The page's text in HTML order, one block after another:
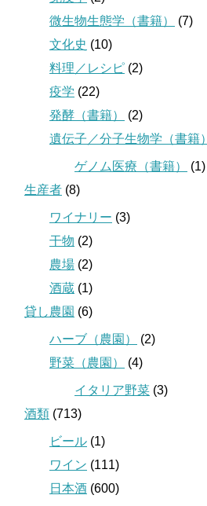
微生物生態学（書籍）
(7)
文化史 (10)
料理／レシピ (2)
疫学 (22)
発酵（書籍）
(2)
遺伝子／分子生物学（書籍）
ゲノム医療（書籍）
(1)
生産者 (8)
ワイナリー (3)
干物 (2)
農場 (2)
酒蔵 (1)
貸し農園 (6)
ハーブ（農園）
(2)
野菜（農園）
(4)
イタリア野菜 (3)
酒類 (713)
ビール (1)
ワイン (111)
日本酒 (600)